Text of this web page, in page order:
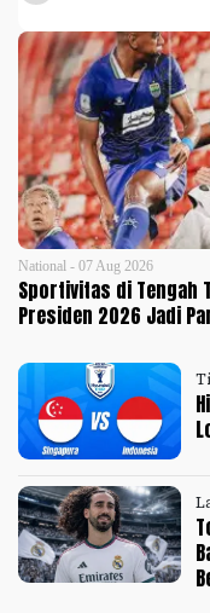
National - 07 Aug 2026
Sportivitas di Tengah
Presiden 2026 Jadi